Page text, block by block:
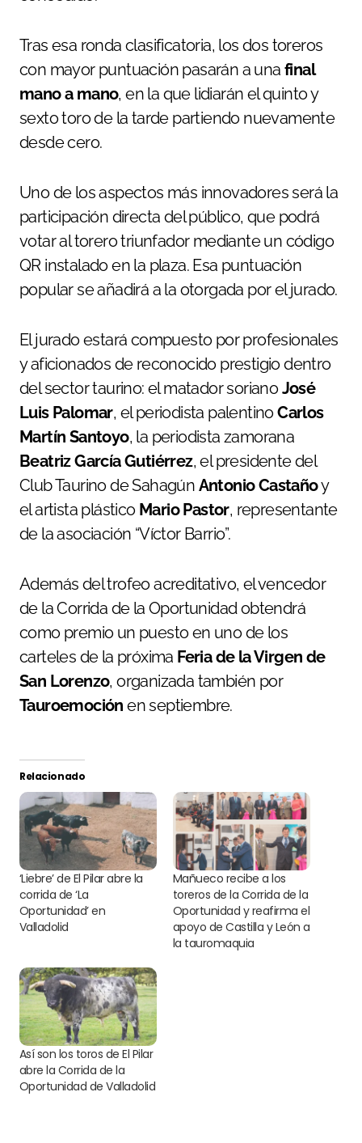
Tras esa ronda clasificatoria, los dos toreros
con mayor puntuación pasarán a una final
mano a mano, en la que lidiarán el quinto y
sexto toro de la tarde partiendo nuevamente
desde cero.
Uno de los aspectos más innovadores será la
participación directa del público, que podrá
votar al torero triunfador mediante un código
QR instalado en la plaza. Esa puntuación
popular se añadirá a la otorgada por el jurado.
El jurado estará compuesto por profesionales
y aficionados de reconocido prestigio dentro
del sector taurino: el matador sorianoJosé
Luis Palomar, el periodista palentinoCarlos
Martín Santoyo, la periodista zamorana
Beatriz García Gutiérrez, el presidente del
Club Taurino de Sahagún Antonio Castañoy
el artista plástico Mario Pastor, representante
de la asociación “Víctor Barrio”.
Además del trofeo acreditativo, el vencedor
de la Corrida de la Oportunidad obtendrá
como premio un puesto en uno de los
carteles de la próxima Feria de la Virgen de
San Lorenzo, organizada también por
Tauroemoción en septiembre.
Relacionado
‘Liebre’ de El Pilar abre la
corrida de ‘La
Oportunidad’ en
Valladolid
Mañueco recibe a los
toreros de la Corrida de la
Oportunidad y reafirma el
apoyo de Castilla y León a
la tauromaquia
Así son los toros de El Pilar
abre la Corrida de la
Oportunidad de Valladolid